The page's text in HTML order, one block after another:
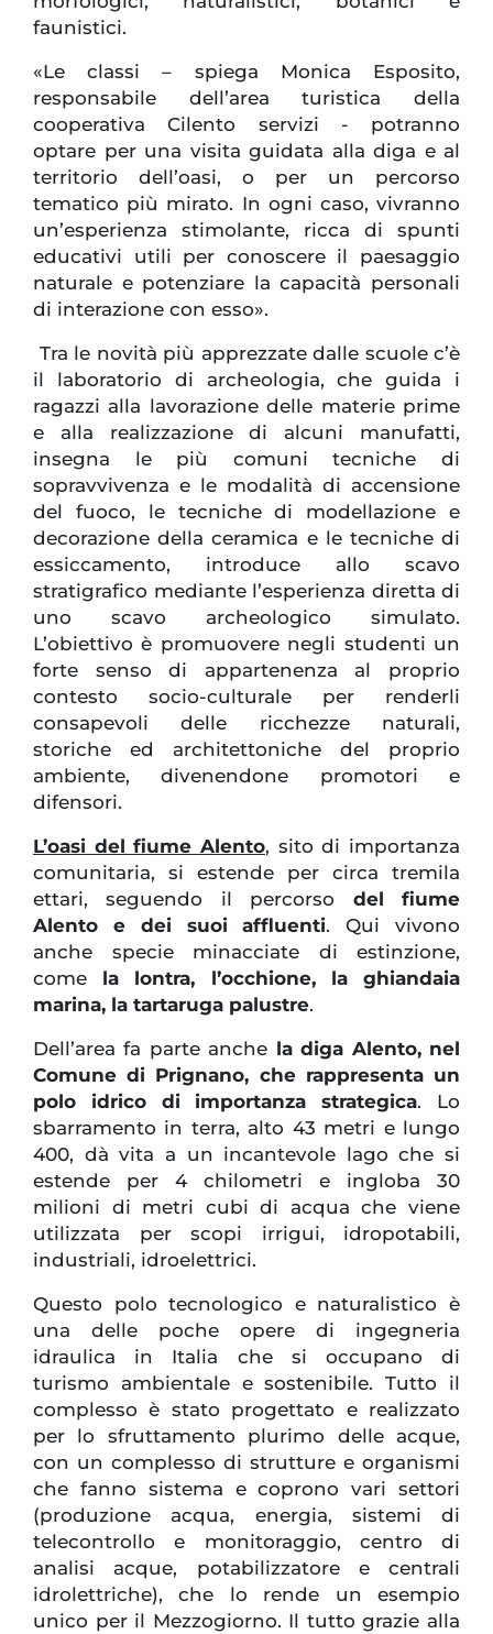
faunistici.
«Le classi – spiega Monica Esposito,
responsabile dell’area turistica della
cooperativa Cilento servizi - potranno
optare per una visita guidata alla diga e al
territorio dell’oasi, o per un percorso
tematico più mirato. In ogni caso, vivranno
un’esperienza stimolante, ricca di spunti
educativi utili per conoscere il paesaggio
naturale e potenziare la capacità personali
di interazione con esso».
Tra le novità più apprezzate dalle scuole c’è
il laboratorio di archeologia, che guida i
ragazzi alla lavorazione delle materie prime
e alla realizzazione di alcuni manufatti,
insegna le più comuni tecniche di
sopravvivenza e le modalità di accensione
del fuoco, le tecniche di modellazione e
decorazione della ceramica e le tecniche di
essiccamento, introduce allo scavo
stratigrafico mediante l’esperienza diretta di
uno scavo archeologico simulato.
L’obiettivo è promuovere negli studenti un
forte senso di appartenenza al proprio
contesto socio-culturale per renderli
consapevoli delle ricchezze naturali,
storiche ed architettoniche del proprio
ambiente, divenendone promotori e
difensori.
L’oasi del fiume Alento, sito di importanza
comunitaria, si estende per circa tremila
ettari, seguendo il percorso del fiume
Alento e dei suoi affluenti. Qui vivono
anche specie minacciate di estinzione,
come la lontra, l’occhione, la ghiandaia
marina, la tartaruga palustre.
Dell’area fa parte anche la diga Alento, nel
Comune di Prignano, che rappresenta un
polo idrico di importanza strategica. Lo
sbarramento in terra, alto 43 metri e lungo
400, dà vita a un incantevole lago che si
estende per 4 chilometri e ingloba 30
milioni di metri cubi di acqua che viene
utilizzata per scopi irrigui, idropotabili,
industriali, idroelettrici.
Questo polo tecnologico e naturalistico è
una delle poche opere di ingegneria
idraulica in Italia che si occupano di
turismo ambientale e sostenibile. Tutto il
complesso è stato progettato e realizzato
per lo sfruttamento plurimo delle acque,
con un complesso di strutture e organismi
che fanno sistema e coprono vari settori
(produzione acqua, energia, sistemi di
telecontrollo e monitoraggio, centro di
analisi acque, potabilizzatore e centrali
idrolettriche), che lo rende un esempio
unico per il Mezzogiorno. Il tutto grazie alla